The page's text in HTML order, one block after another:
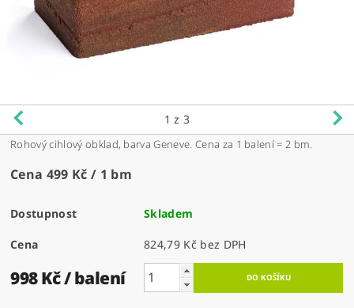
1 z 3
Rohový cihlový obklad, barva Geneve. Cena za 1 balení = 2 bm.
Cena 499 Kč / 1 bm
Dostupnost Skladem
Cena 824,79 Kč bez DPH
998 Kč/ balení